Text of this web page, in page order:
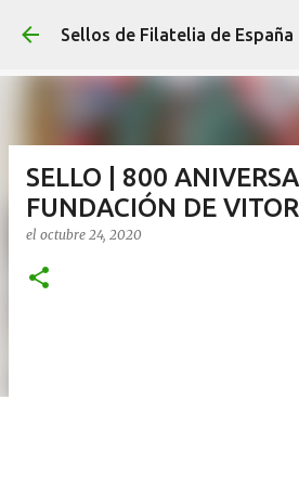
Ir al contenido
Sellos de Filatelia de España
SELLO | 800
FUNDACIÓN DE
el octubre 24, 2020